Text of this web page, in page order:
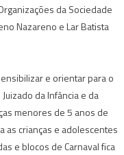
da Sociedade
Nazareno e Lar Batista
e orientar para o
da Infância e da
menores de 5 anos de
as crianças e adolescentes
e blocos de Carnaval fica